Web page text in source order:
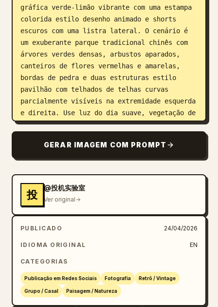
gráfica verde-limão vibrante com uma estampa
colorida estilo desenho animado e shorts
escuros com uma listra lateral. O cenário é
um exuberante parque tradicional chinês com
árvores verdes densas, arbustos aparados,
canteiros de flores vermelhas e amarelas,
bordas de pedra e duas estruturas estilo
pavilhão com telhados de telhas curvas
parcialmente visíveis na extremidade esquerda
e direita. Use luz do dia suave, vegetação de
verão rica, cores levemente saturadas e as
de consumo antiga: nitidez moderada, ruído
leve, visual natural sem flash e uma
Enquadre como um retrato vertical de corpo
inteiro com a família centralizada, tirado na
altura dos olhos. Adicione um carimbo de
data/hora de câmera digital laranja no canto
inferior direito lendo
2008.05.18 14:32 .
GERAR IMAGEM COM PROMPT
投
@投机实验室
Ver original
PUBLICADO 24/04/2026
IDIOMA ORIGINAL EN
CATEGORIAS
Publicação em Redes Sociais Fotografia Retrô / Vintage
Grupo / Casal Paisagem / Natureza